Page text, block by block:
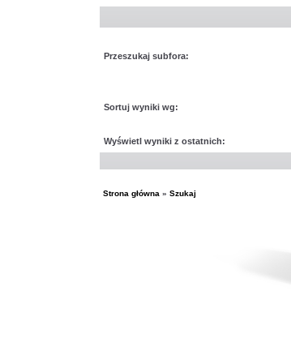
Przeszukaj subfora:
Sortuj wyniki wg:
Wyświetl wyniki z ostatnich:
Strona główna » Szukaj